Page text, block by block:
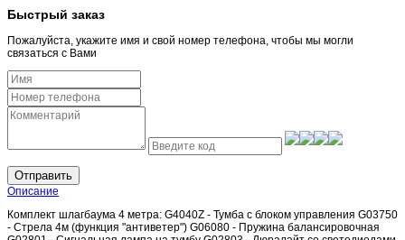
Быстрый заказ
Пожалуйста, укажите имя и свой номер телефона, чтобы мы могли
связаться с Вами
Отправить
Описание
Комплект шлагбаума 4 метра: G4040Z - Тумба с блоком управления G03750
- Стрела 4м (функция "антиветер") G06080 - Пружина балансировочная